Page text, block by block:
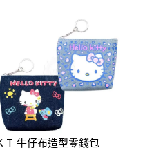
T 牛仔布造型零錢包